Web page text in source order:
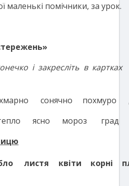
маленькі помічники, за урок.
ізакресліть в картках
сонячно похмуро
ясно мороз град
листя квіти корні